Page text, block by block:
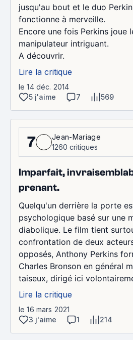
jusqu'au bout et le duo
fonctionne à merveille.
Encore une fois Perkins joue
manipulateur intriguant.
A découvrir.
Lire la critique
le 14 déc. 2014
5 j'aime
7 569
7
Jean-Mariage
1260 critiques
Imparfait,
prenant.
Quelqu'un derrière la porte
psychologique basé sur une
diabolique. Le film tient
confrontation de deux
opposés, Anthony Perkins
Charles Bronson en général
taiseux, dirigé ici
Lire la critique
le 16 mars 2021
3 j'aime
1 214